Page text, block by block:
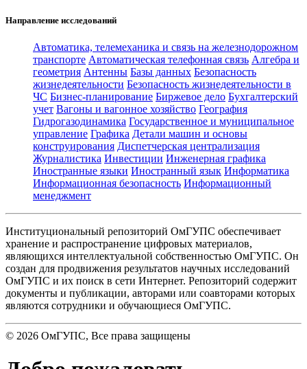
Направление исследований
Автоматика, телемеханика и связь на железнодорожном
транспорте Автоматическая телефонная связь Алгебра и
геометрия Антенны Базы данных Безопасность
жизнедеятельности Безопасность жизнедеятельности в
ЧС Бизнес-планирование Биржевое дело Бухгалтерский
учет Вагоны и вагонное хозяйство География
Гидрогазодинамика Государственное и муниципальное
управление Графика Детали машин и основы
конструирования Диспетчерская централизация
Журналистика Инвестиции Инженерная графика
Иностранные языки Иностранный язык Информатика
Информационная безопасность Информационный
менеджмент
Институциональный репозиторий ОмГУПС обеспечивает
хранение и распространение цифровых материалов,
являющихся интеллектуальной собственностью ОмГУПС. Он
создан для продвижения результатов научных исследований
ОмГУПС и их поиск в сети Интернет. Репозиторий содержит
документы и публикации, авторами или соавторами которых
являются сотрудники и обучающиеся ОмГУПС.
© 2026 ОмГУПС, Все права защищены